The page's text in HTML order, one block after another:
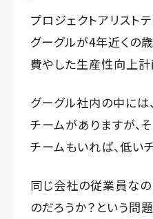
プロジェクトアリスト
グーグルが4年近くの
費やした生産性向上計
グーグル社内の中には
チームがありますが、
チームもいれば、低い
同じ会社の従業員な
のだろうか？という